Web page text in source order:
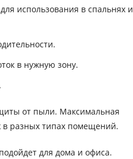
использования в спальнях и
в нужную зону.
от пыли. Максимальная
разных типах помещений.
для дома и офиса.